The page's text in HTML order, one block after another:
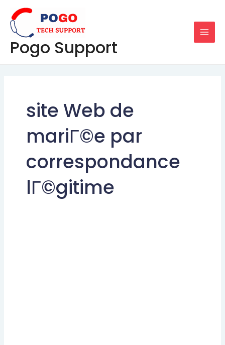
content
Pogo Support
site Web de
mariГ©e par
correspondance
lГ©gitime